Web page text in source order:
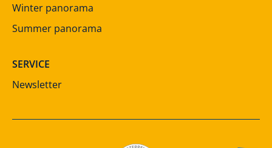
Winter panorama
Summer panorama
SERVICE
Newsletter